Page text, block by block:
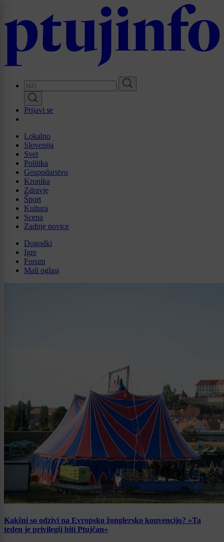
main
Prijavi se
Lokalno
Slovenija
Svet
Politika
Gospodarstvo
Kronika
Zdravje
Šport
Kultura
Scena
Zadnje novice
Dogodki
Igre
Forum
Mali oglasi
Kakšni so odzivi na Evropsko žonglersko konvencijo? »Ta
teden je privilegij biti Ptujčan«